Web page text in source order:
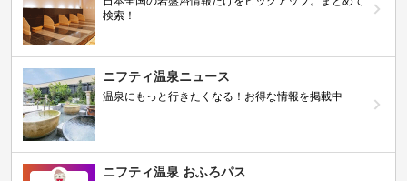
検索！
ニフティ温泉ニュース
温泉にもっと行きたくなる！お得な情報を掲載中
ニフティ温泉 おふろパス